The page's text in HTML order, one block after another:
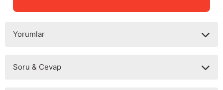
Yorumlar
Soru & Cevap